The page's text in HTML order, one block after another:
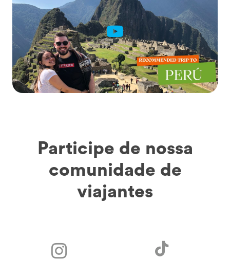
Participe de nossa
comunidade de
viajantes